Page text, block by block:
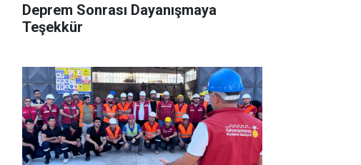
Deprem Sonrası Dayanışmaya
Teşekkür